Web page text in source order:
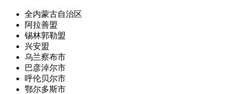
全内蒙古自治区
阿拉善盟
锡林郭勒盟
兴安盟
乌兰察布市
巴彦淖尔市
呼伦贝尔市
鄂尔多斯市